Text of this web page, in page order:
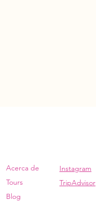
Acerca de
Tours
Blog
Instagram
TripAdvisor